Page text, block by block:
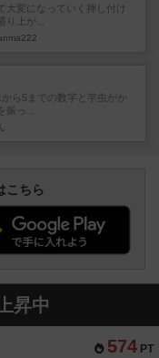
大変になっていく押し付け
り上が...
ら5までの数字と芋虫がか
振っ...
こちら
昇中
574 PT